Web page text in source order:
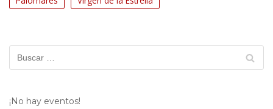
¡No hay eventos!